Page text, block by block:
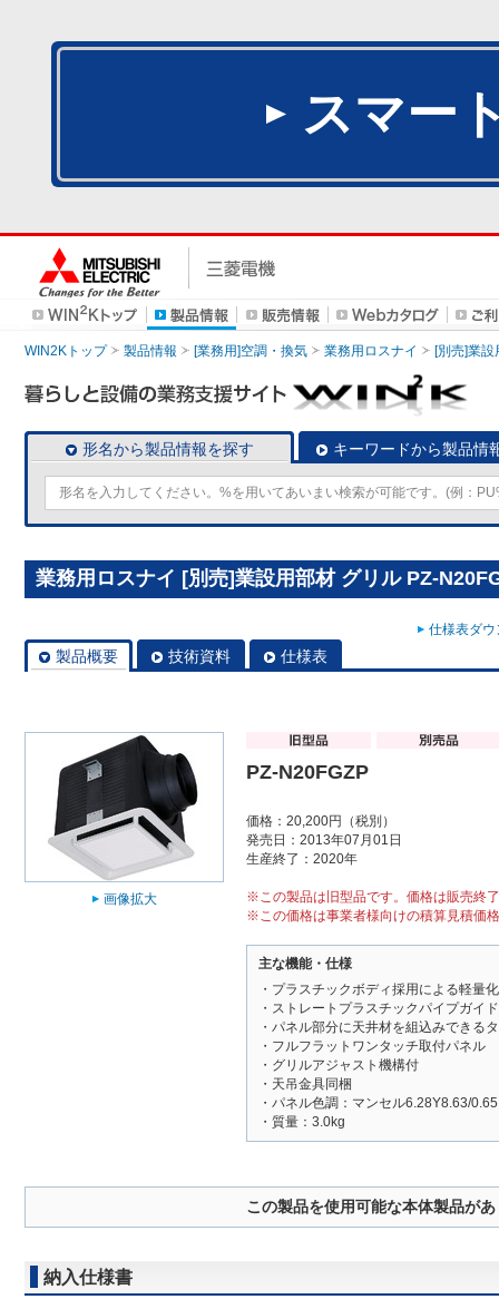
スマー
WIN2Kトップ 製品情報 [業務用]空調・換気 業務用ロスナイ [別売]業設
形名から製品情報を探す キーワードから製品情
業務用ロスナイ [別売]業設用部材 グリル PZ-
仕様表ダ
製品概要 技術資料 仕様表
画像拡大
PZ-N20FGZP
価格：20,200円（税別）
発売日：2013年07月01日
生産終了：2020年
※この製品は旧型品です。価格は販売終
※この価格は事業者様向けの積算見積価
主な機能・仕様
・プラスチックボディ採用による軽量化
・ストレートプラスチックパイプガイ
・パネル部分に天井材を組込みできる
・フルフラットワンタッチ取付パネル
・グリルアジャスト機構付
・天吊金具同梱
・パネル色調：マンセル6.28Y8.63/
・質量：3.0kg
この製品を使用可能な本体製品が
納入仕様書